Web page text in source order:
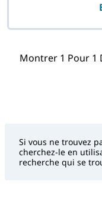
Montrer 1 Pour 1
Si vous ne trouvez
cherchez-le en
recherche qui se